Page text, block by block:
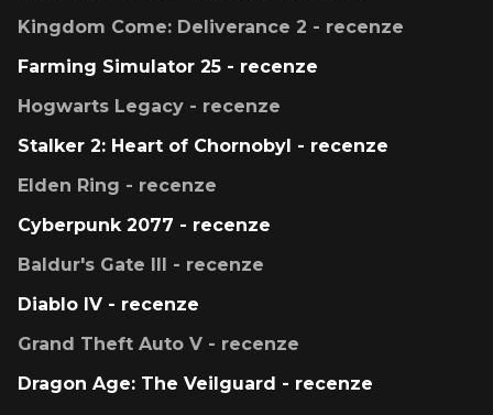
Kingdom Come: Deliverance 2 - recenze
Farming Simulator 25 - recenze
Hogwarts Legacy - recenze
Stalker 2: Heart of Chornobyl - recenze
Elden Ring - recenze
Cyberpunk 2077 - recenze
Baldur's Gate III - recenze
Diablo IV - recenze
Grand Theft Auto V - recenze
Dragon Age: The Veilguard - recenze